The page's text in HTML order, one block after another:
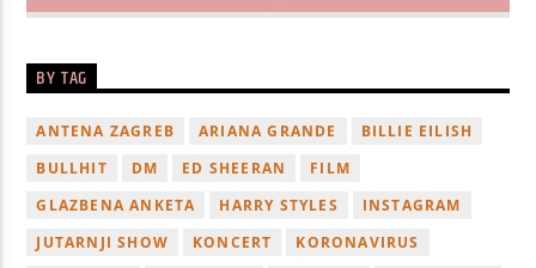
BY TAG
ANTENA ZAGREB ARIANA GRANDE
BILLIE EILISH
BULLHIT
DM ED SHEERAN
FILM
GLAZBENA ANKETA
HARRY STYLES
INSTAGRAM
JUTARNJI SHOW
KONCERT
KORONAVIRUS